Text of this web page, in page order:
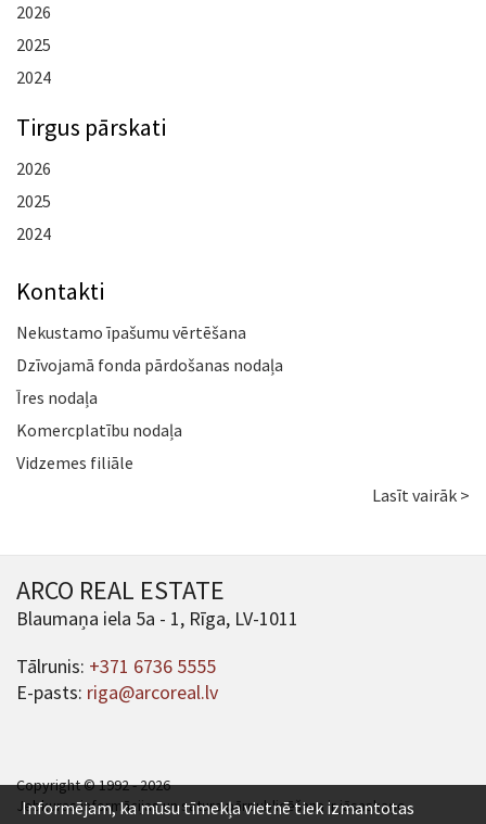
2026
2025
2024
Tirgus pārskati
2026
2025
2024
Kontakti
Nekustamo īpašumu vērtēšana
Dzīvojamā fonda pārdošanas nodaļa
Īres nodaļa
Komercplatību nodaļa
Vidzemes filiāle
Lasīt vairāk >
ARCO REAL ESTATE
Blaumaņa iela 5a - 1, Rīga, LV-1011
Tālrunis: +371 6736 5555
E-pasts: riga@arcoreal.lv
Copyright © 1992 - 2026
Jebkuras informācijas un satura pārpublicēšana ir jāsaskaņo.
Informējam, ka mūsu tīmekļa vietnē tiek izmantotas